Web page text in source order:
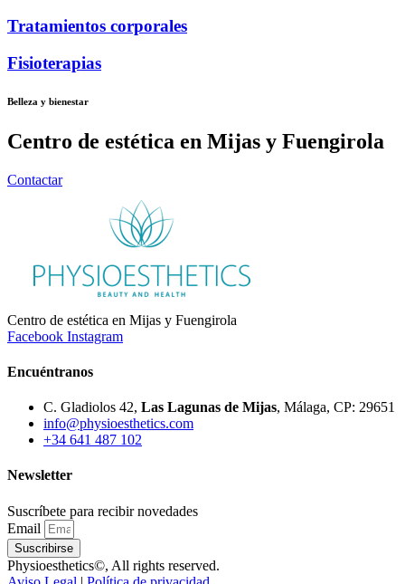
Tratamientos corporales
Fisioterapias
Belleza y bienestar
Centro de estética en Mijas y Fuengirola
Contactar
Centro de estética en Mijas y Fuengirola
Facebook Instagram
Encuéntranos
C. Gladiolos 42, Las Lagunas de Mijas, Málaga, CP: 29651
info@physioesthetics.com
+34 641 487 102
Newsletter
Suscríbete para recibir novedades
Email
Suscribirse
Physioesthetics©, All rights reserved.